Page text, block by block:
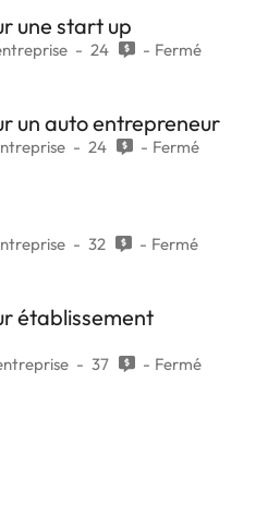
une start up
24 Fermé
un auto entrepreneur
24 Fermé
32 Fermé
établissement
37 Fermé